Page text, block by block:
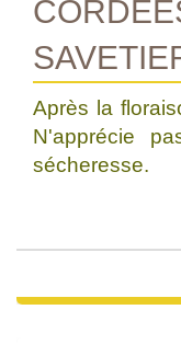
Après la
N'apprécie
sécheresse.